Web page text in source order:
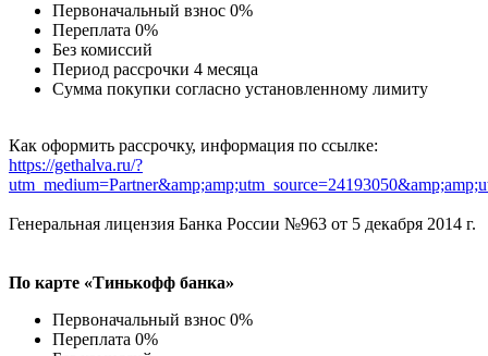
Первоначальный взнос 0%
Переплата 0%
Без комиссий
Период рассрочки 4 месяца
Сумма покупки согласно установленному лимиту
Как оформить рассрочку, информация по ссылке:
https://gethalva.ru/?
Генеральная лицензия Банка России №963 от 5 декабря 2014 г.
По карте «Тинькофф банка»
Первоначальный взнос 0%
Переплата 0%